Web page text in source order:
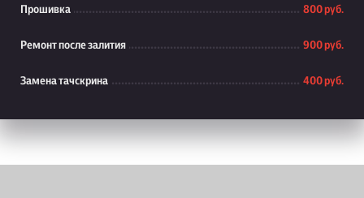
Прошивка 800 руб.
Ремонт после залития 900 руб.
Замена тачскрина 400 руб.